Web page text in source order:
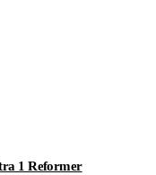
1 Reformer